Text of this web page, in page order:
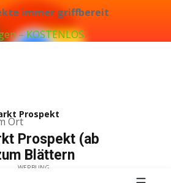
immer griffbereit
– KOSTENLOS
Ort
Prospekt
Prospekt (ab
Blättern
WERBUNG